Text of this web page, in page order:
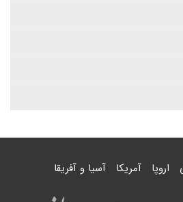
اروپا آمریکا آسیا و آفریقا